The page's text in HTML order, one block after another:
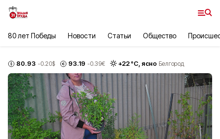
80 лет Победы Новости Статьи Общество
80.93 -0.20$ 93.19 -0.39€ +22°С, ясно Белгород